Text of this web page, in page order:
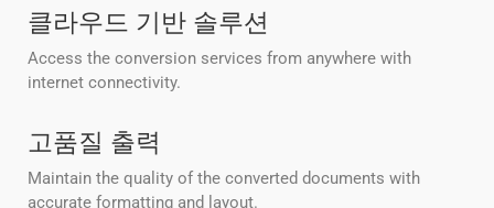
클라우드 기반 솔루션
Access the conversion services from anywhere with
internet connectivity.
고품질 출력
Maintain the quality of the converted documents with
accurate formatting and layout.